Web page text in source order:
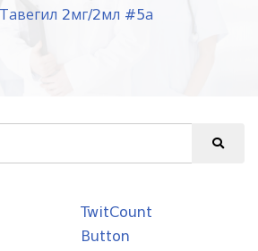
Тавегил 2мг/2мл #5а
TwitCount
Button